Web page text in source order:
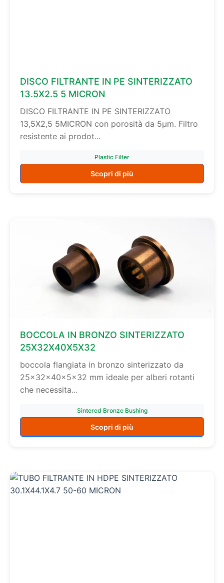
DISCO FILTRANTE IN PE SINTERIZZATO
13.5X2.5 5 MICRON
DISCO FILTRANTE IN PE SINTERIZZATO
13,5X2,5 5MICRON con porosità da 5µm. Filtro
resistente ai prodot...
Plastic Filter
Scopri di più
BOCCOLA IN BRONZO SINTERIZZATO
25X32X40X5X32
boccola flangiata in bronzo sinterizzato da
25×32×40×5×32 mm ideale per alberi rotanti
che necessita...
Sintered Bronze Bushing
Scopri di più